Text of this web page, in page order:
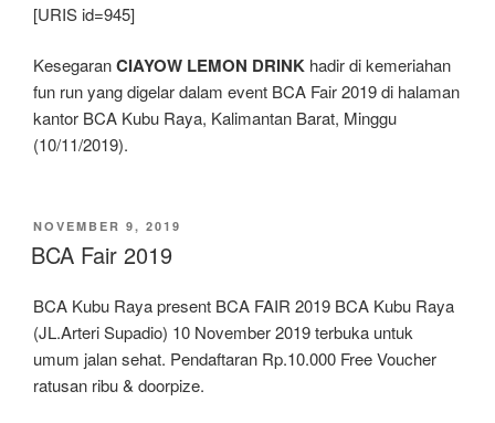
[URIS id=945]
KesegaranCIAYOW LEMON DRINK hadir di kemeriahan
fun run yang digelar dalam event BCA Fair 2019 di halaman
kantor BCA Kubu Raya, Kalimantan Barat, Minggu
(10/11/2019).
DIPOSKAN
PADA
NOVEMBER 9, 2019
BCA Fair 2019
BCA Kubu Raya present BCA FAIR 2019 BCA Kubu Raya
(JL.Arteri Supadio) 10 November 2019 terbuka untuk
umum jalan sehat. Pendaftaran Rp.10.000 Free Voucher
ratusan ribu & doorpize.